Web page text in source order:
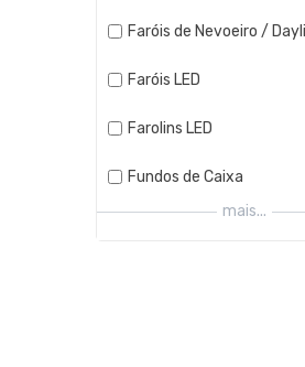
Faróis de Nevoeiro /
Faróis LED
Farolins LED
Fundos de Caixa
mais...